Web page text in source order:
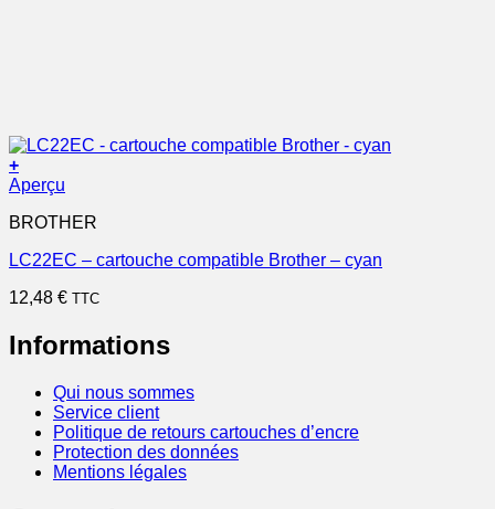
+
Aperçu
BROTHER
LC22EC – cartouche compatible Brother – cyan
12,48 € TTC
Informations
Qui nous sommes
Service client
Politique de retours cartouches d’encre
Protection des données
Mentions légales